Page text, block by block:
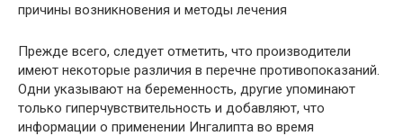
причины возникновения и методы лечения
Прежде всего, следует отметить, что производители
имеют некоторые различия в перечне противопоказаний.
Одни указывают на беременность, другие упоминают
только гиперчувствительность и добавляют, что
информации о применении Ингалипта во время